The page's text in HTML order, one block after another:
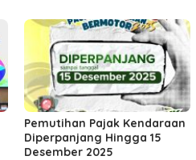
Pemutihan Pajak Kendaraan
Diperpanjang Hingga 15
Desember 2025